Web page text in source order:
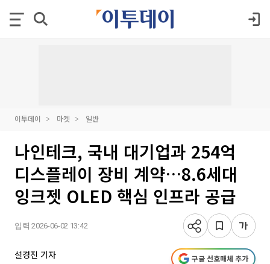
이투데이 마켓 일반
나인테크, 국내 대기업과 254억
디스플레이 장비 계약…8.6세대
잉크젯 OLED 핵심 인프라 공급
입력 2026-06-02 13:42
설경진 기자 구글 선호매체 추가